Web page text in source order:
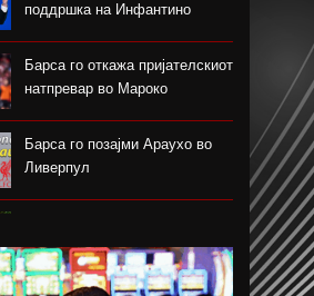
поддршка на Инфантино
Барса го откажа пријателскиот
натпревар во Мароко
Барса го позајми Араухо во
Ливерпул
век се врати во Монтреал